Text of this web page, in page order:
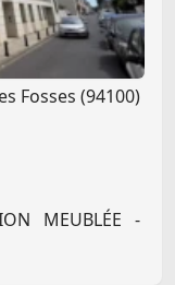
Fosses (94100)
MEUBLÉE -